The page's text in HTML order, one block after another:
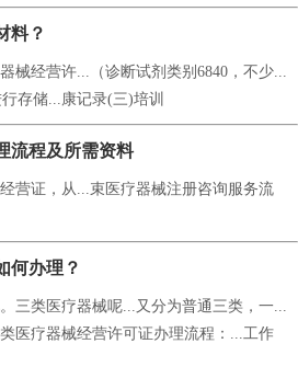
料？
械经营许...（诊断试剂类别6840，不少...
存储...康记录(三)培训
流程及所需资料
营证，从...束医疗器械注册咨询服务流
何办理？
三类医疗器械呢...又分为普通三类，一...
医疗器械经营许可证办理流程：...工作